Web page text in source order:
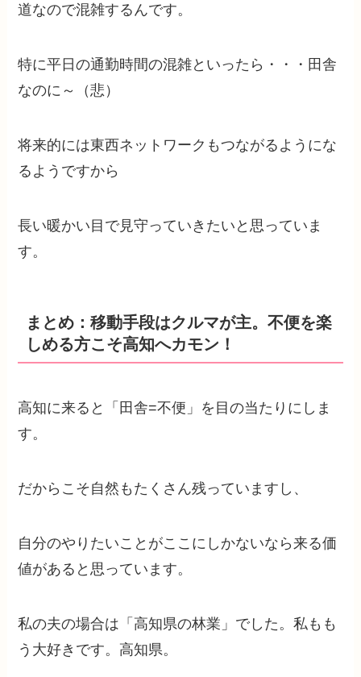
道なので混雑するんです。
特に平日の通勤時間の混雑といったら・・・田舎
なのに～（悲）
将来的には東西ネットワークもつながるようにな
るようですから
長い暖かい目で見守っていきたいと思っていま
す。
まとめ：移動手段はクルマが主。不便を楽
しめる方こそ高知へカモン！
高知に来ると「田舎=不便」を目の当たり にしま
す。
だからこそ自然もたくさん残っていますし、
自分のやりたいことがここにしかないなら来る価
値があると思っています。
私の夫の場合は「高知県の林業」でした。私もも
う大好きです。高知県。